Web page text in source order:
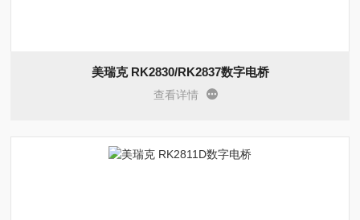
美瑞克 RK2830/RK2837数字电桥
查看详情